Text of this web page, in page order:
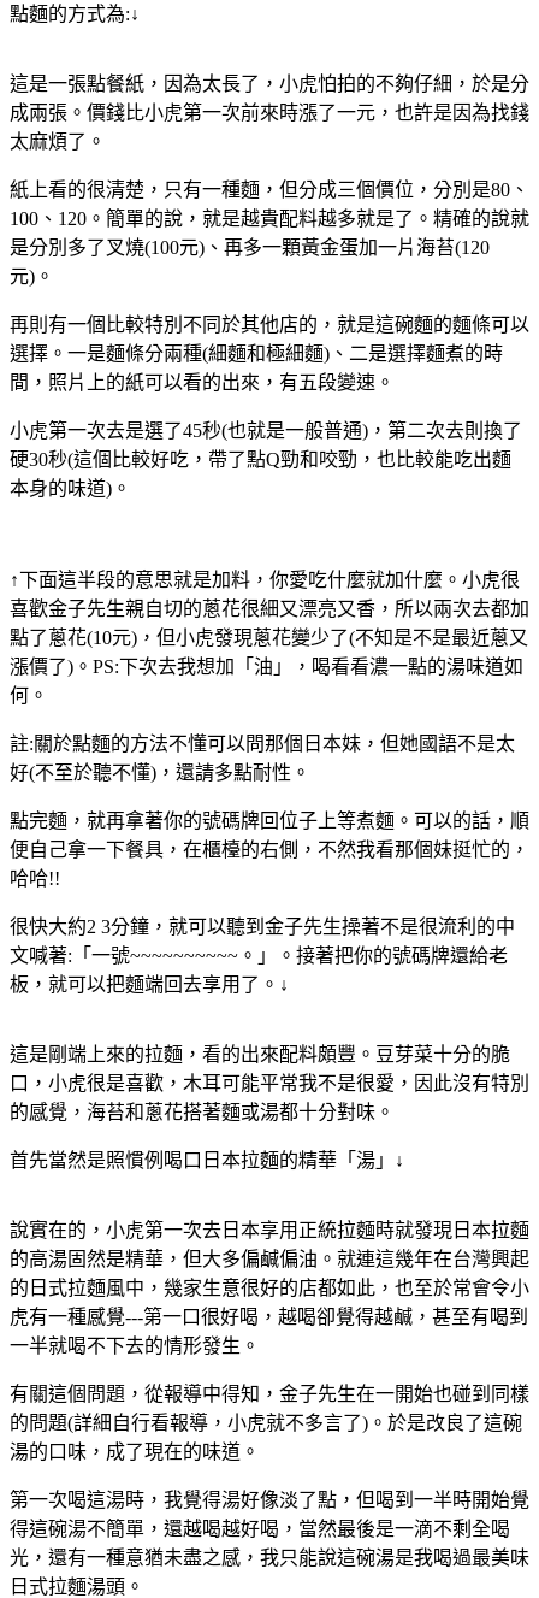
點麵的方式為:↓
這是一張點餐紙，因為太長了，小虎怕拍的不夠仔細，於是分
成兩張。價錢比小虎第一次前來時漲了一元，也許是因為找錢
太麻煩了。
紙上看的很清楚，只有一種麵，但分成三個價位，分別是80、
100、120。簡單的說，就是越貴配料越多就是了。精確的說就
是分別多了叉燒(100元)、再多一顆黃金蛋加一片海苔(120
元)。
再則有一個比較特別不同於其他店的，就是這碗麵的麵條可以
選擇。一是麵條分兩種(細麵和極細麵)、二是選擇麵煮的時
間，照片上的紙可以看的出來，有五段變速。
小虎第一次去是選了45秒(也就是一般普通)，第二次去則換了
硬30秒(這個比較好吃，帶了點Q勁和咬勁，也比較能吃出麵
本身的味道)。
↑下面這半段的意思就是加料，你愛吃什麼就加什麼。小虎很
喜歡金子先生親自切的蔥花很細又漂亮又香，所以兩次去都加
點了蔥花(10元)，但小虎發現蔥花變少了(不知是不是最近蔥又
漲價了)。PS:下次去我想加「油」，喝看看濃一點的湯味道如
何。
註:關於點麵的方法不懂可以問那個日本妹，但她國語不是太
好(不至於聽不懂)，還請多點耐性。
點完麵，就再拿著你的號碼牌回位子上等煮麵。可以的話，順
便自己拿一下餐具，在櫃檯的右側，不然我看那個妹挺忙的，
哈哈!!
很快大約2 3分鐘，就可以聽到金子先生操著不是很流利的中
文喊著:「一號~~~~~~~~~~。」。接著把你的號碼牌還給老
板，就可以把麵端回去享用了。↓
這是剛端上來的拉麵，看的出來配料頗豐。豆芽菜十分的脆
口，小虎很是喜歡，木耳可能平常我不是很愛，因此沒有特別
的感覺，海苔和蔥花搭著麵或湯都十分對味。
首先當然是照慣例喝口日本拉麵的精華「湯」↓
說實在的，小虎第一次去日本享用正統拉麵時就發現日本拉麵
的高湯固然是精華，但大多偏鹹偏油。就連這幾年在台灣興起
的日式拉麵風中，幾家生意很好的店都如此，也至於常會令小
虎有一種感覺---第一口很好喝，越喝卻覺得越鹹，甚至有喝到
一半就喝不下去的情形發生。
有關這個問題，從報導中得知，金子先生在一開始也碰到同樣
的問題(詳細自行看報導，小虎就不多言了)。於是改良了這碗
湯的口味，成了現在的味道。
第一次喝這湯時，我覺得湯好像淡了點，但喝到一半時開始覺
得這碗湯不簡單，還越喝越好喝，當然最後是一滴不剩全喝
光，還有一種意猶未盡之感，我只能說這碗湯是我喝過最美味
日式拉麵湯頭。